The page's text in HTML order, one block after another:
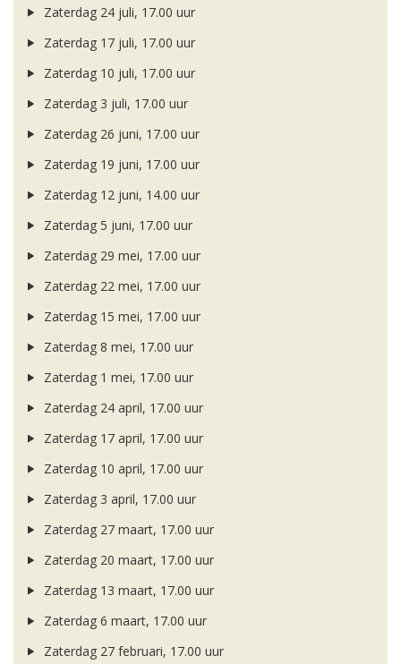
Zaterdag 24 juli, 17.00 uur
Zaterdag 17 juli, 17.00 uur
Zaterdag 10 juli, 17.00 uur
Zaterdag 3 juli, 17.00 uur
Zaterdag 26 juni, 17.00 uur
Zaterdag 19 juni, 17.00 uur
Zaterdag 12 juni, 14.00 uur
Zaterdag 5 juni, 17.00 uur
Zaterdag 29 mei, 17.00 uur
Zaterdag 22 mei, 17.00 uur
Zaterdag 15 mei, 17.00 uur
Zaterdag 8 mei, 17.00 uur
Zaterdag 1 mei, 17.00 uur
Zaterdag 24 april, 17.00 uur
Zaterdag 17 april, 17.00 uur
Zaterdag 10 april, 17.00 uur
Zaterdag 3 april, 17.00 uur
Zaterdag 27 maart, 17.00 uur
Zaterdag 20 maart, 17.00 uur
Zaterdag 13 maart, 17.00 uur
Zaterdag 6 maart, 17.00 uur
Zaterdag 27 februari, 17.00 uur